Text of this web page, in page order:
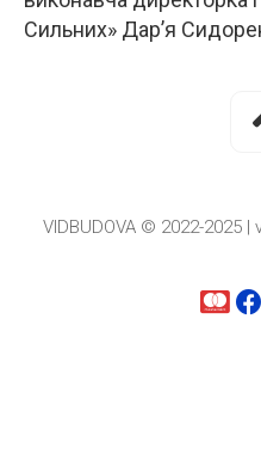
Сильних» Дар’я
VIDBUDOVA © 2022-2025